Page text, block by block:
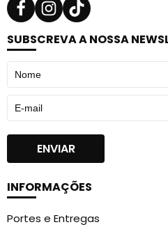
SUBSCREVA A NOSSA
INFORMAÇÕES
Portes e Entregas